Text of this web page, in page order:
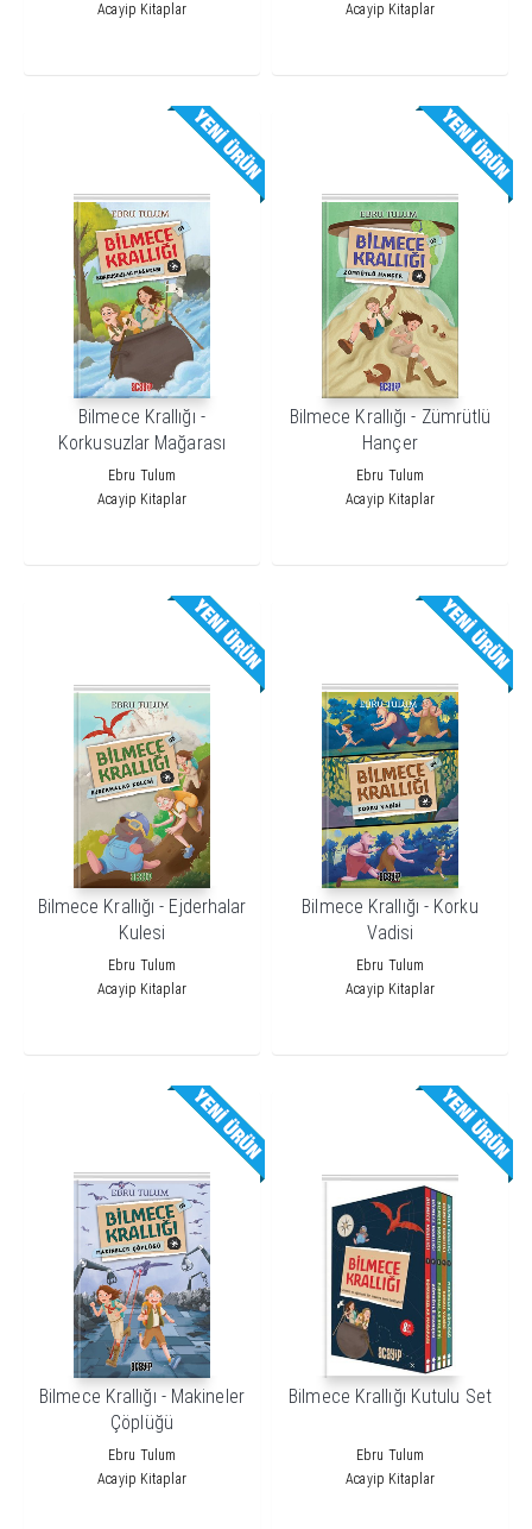
Acayip Kitaplar
Acayip Kitaplar
Bilmece Krallığı -
Korkusuzlar Mağarası
Ebru Tulum
Acayip Kitaplar
Bilmece Krallığı - Zümrütlü
Hançer
Ebru Tulum
Acayip Kitaplar
Bilmece Krallığı - Ejderhalar
Kulesi
Ebru Tulum
Acayip Kitaplar
Bilmece Krallığı - Korku
Vadisi
Ebru Tulum
Acayip Kitaplar
Bilmece Krallığı - Makineler
Çöplüğü
Ebru Tulum
Acayip Kitaplar
Bilmece Krallığı Kutulu Set
Ebru Tulum
Acayip Kitaplar